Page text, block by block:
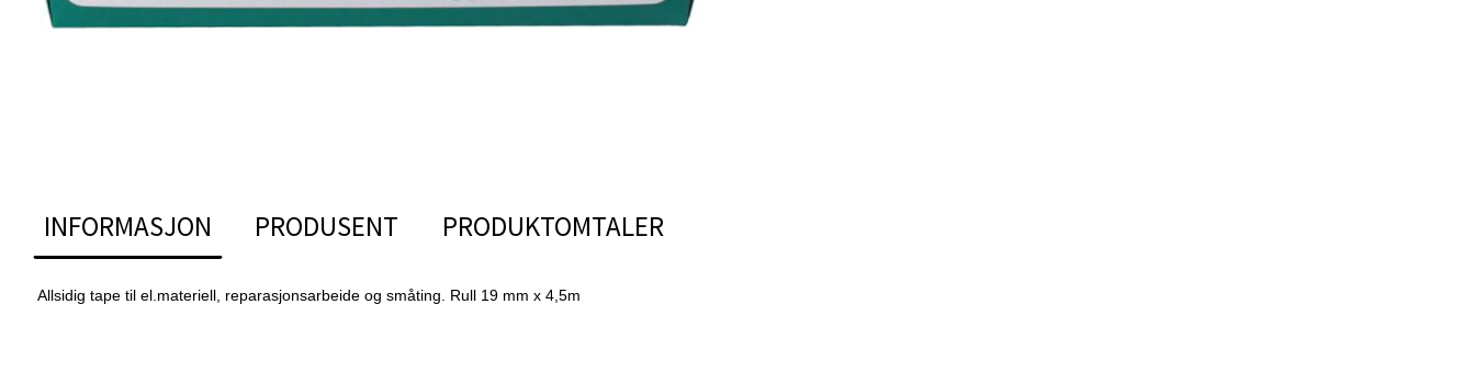
INFORMASJON PRODUSENT PRODUKTOMTALER
Allsidig tape til el.materiell, reparasjonsarbeide og småting. Rull 19 mm x 4,5m